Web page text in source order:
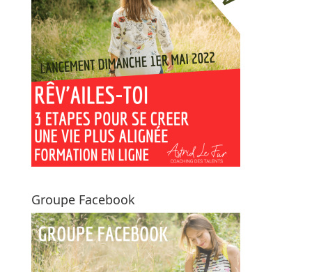
Groupe Facebook